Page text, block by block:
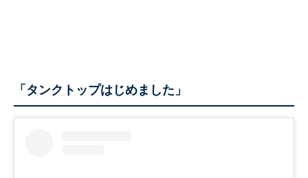
「タンクトップはじめました」